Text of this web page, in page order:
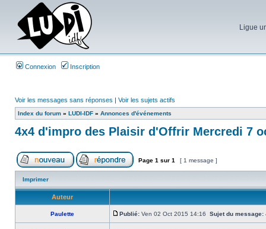
Ligue
Connexion Inscription
Voir les messages sans réponses | Voir les sujets actifs
Index du forum » LUDI-IDF » Annonces d'événements
4x4 d'impro des Plaisir d'Offrir Mercredi 7
Page 1 sur 1 [ 1 message ]
Imprimer
Auteur
Paulette Publié: Ven 02 Oct 2015 14:16 Sujet du message: